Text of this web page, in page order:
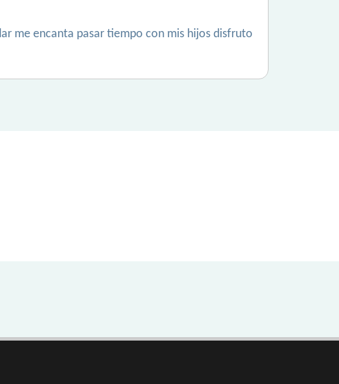
me encanta pasar tiempo con mis hijos disfruto